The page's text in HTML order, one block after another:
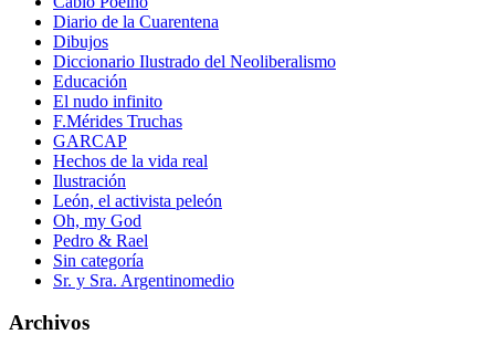
Diario de la Cuarentena
Dibujos
Diccionario Ilustrado del Neoliberalismo
Educación
El nudo infinito
F.Mérides Truchas
GARCAP
Hechos de la vida real
Ilustración
León, el activista peleón
Oh, my God
Pedro & Rael
Sin categoría
Sr. y Sra. Argentinomedio
Archivos